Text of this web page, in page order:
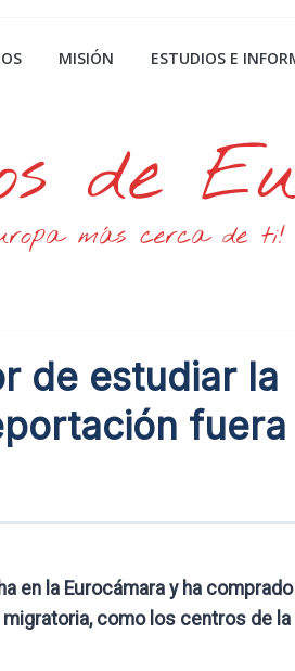
MISIÓN ESTUDIOS E
de
más cerca de ti!
de estudiar la
en la Eurocámara y ha
como los centros de la